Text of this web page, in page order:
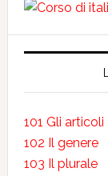
101 Gli articoli
102 Il genere
103 Il plurale